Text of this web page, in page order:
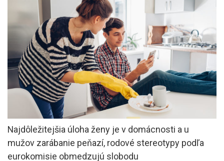
Najdôležitejšia úloha ženy je v domácnosti a u
mužov zarábanie peňazí, rodové stereotypy podľa
eurokomisie obmedzujú slobodu